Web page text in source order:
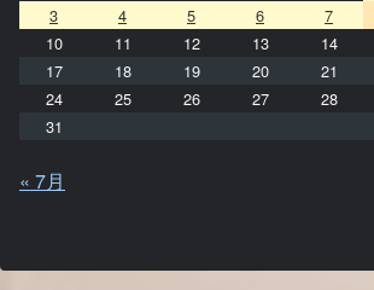
3
4 5 6 7
10
11 12 13 14
17
18 19 20 21
24
25 26 27 28
31
« 7月